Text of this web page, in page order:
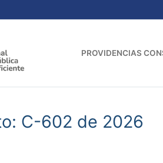
PROVIDENCIAS
C-602 de 2026